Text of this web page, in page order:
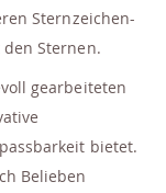
Sternzeichen-
Sternen.
gearbeiteten
bietet.
Belieben